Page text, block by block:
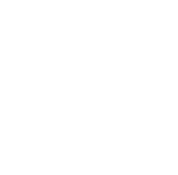
向けにローンチする
化